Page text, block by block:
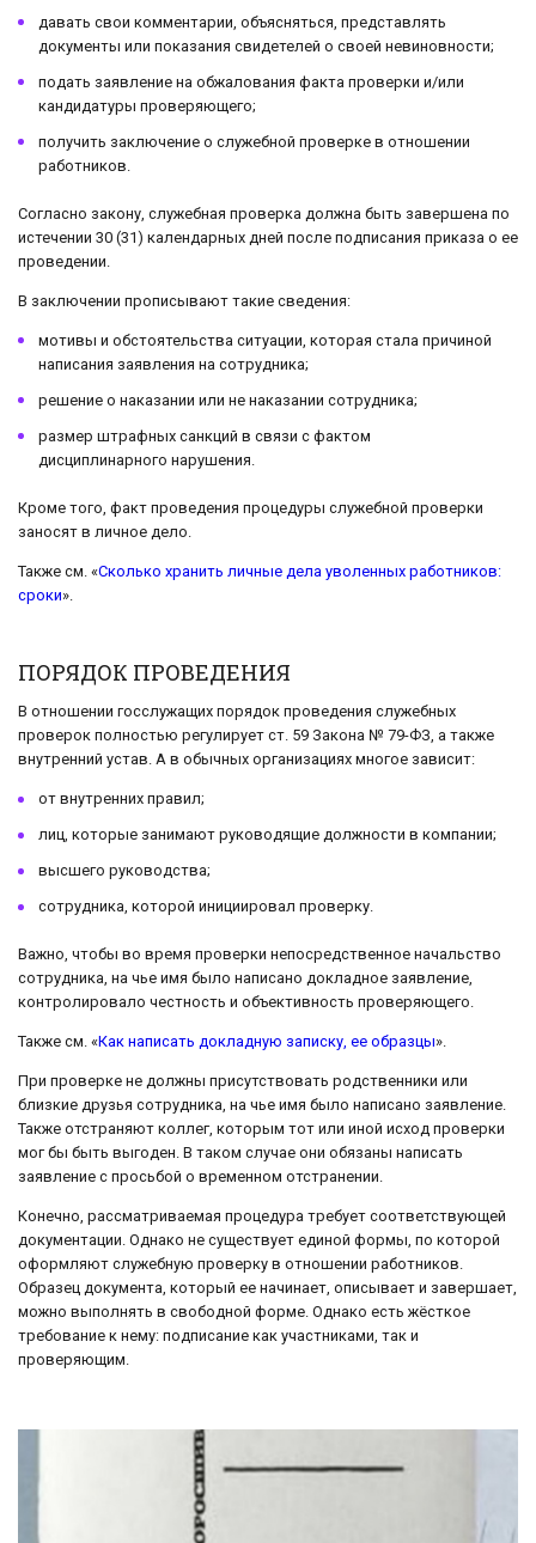
давать свои комментарии, объясняться, представлять
документы или показания свидетелей о своей невиновности;
подать заявление на обжалования факта проверки и/или
кандидатуры проверяющего;
получить заключение о служебной проверке в отношении
работников.
Согласно закону, служебная проверка должна быть завершена по
истечении 30 (31) календарных дней после подписания приказа о ее
проведении.
В заключении прописывают такие сведения:
мотивы и обстоятельства ситуации, которая стала причиной
написания заявления на сотрудника;
решение о наказании или не наказании сотрудника;
размер штрафных санкций в связи с фактом
дисциплинарного нарушения.
Кроме того, факт проведения процедуры служебной проверки
заносят в личное дело.
Также см. «Сколько хранить личные дела уволенных работников:
сроки».
ПОРЯДОК ПРОВЕДЕНИЯ
В отношении госслужащих порядок проведения служебных
проверок полностью регулирует ст. 59 Закона № 79-ФЗ, а также
внутренний устав. А в обычных организациях многое зависит:
от внутренних правил;
лиц, которые занимают руководящие должности в компании;
высшего руководства;
сотрудника, которой инициировал проверку.
Важно, чтобы во время проверки непосредственное начальство
сотрудника, на чье имя было написано докладное заявление,
контролировало честность и объективность проверяющего.
Также см. «Как написать докладную записку, ее образцы».
При проверке не должны присутствовать родственники или
близкие друзья сотрудника, на чье имя было написано заявление.
Также отстраняют коллег, которым тот или иной исход проверки
мог бы быть выгоден. В таком случае они обязаны написать
заявление с просьбой о временном отстранении.
Конечно, рассматриваемая процедура требует соответствующей
документации. Однако не существует единой формы, по которой
оформляют служебную проверку в отношении работников.
Образец документа, который ее начинает, описывает и завершает,
можно выполнять в свободной форме. Однако есть жёсткое
требование к нему: подписание как участниками, так и
проверяющим.